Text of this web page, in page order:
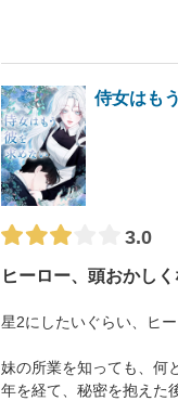
侍女はも
3.0
ヒーロー、頭おかしく
星2にしたいぐらい、ヒ
妹の所業を知っても、何
年を経て、秘密を抱えた